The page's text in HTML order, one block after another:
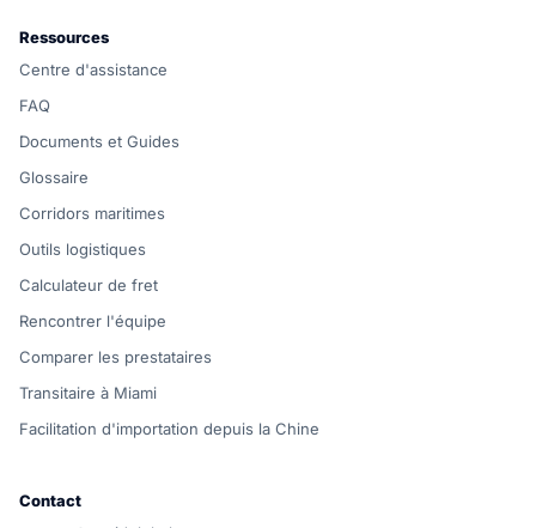
Ressources
Centre d'assistance
FAQ
Documents et Guides
Glossaire
Corridors maritimes
Outils logistiques
Calculateur de fret
Rencontrer l'équipe
Comparer les prestataires
Transitaire à Miami
Facilitation d'importation depuis la Chine
Contact